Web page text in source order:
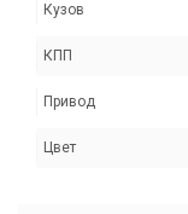
Кузов
КПП
Привод
Цвет